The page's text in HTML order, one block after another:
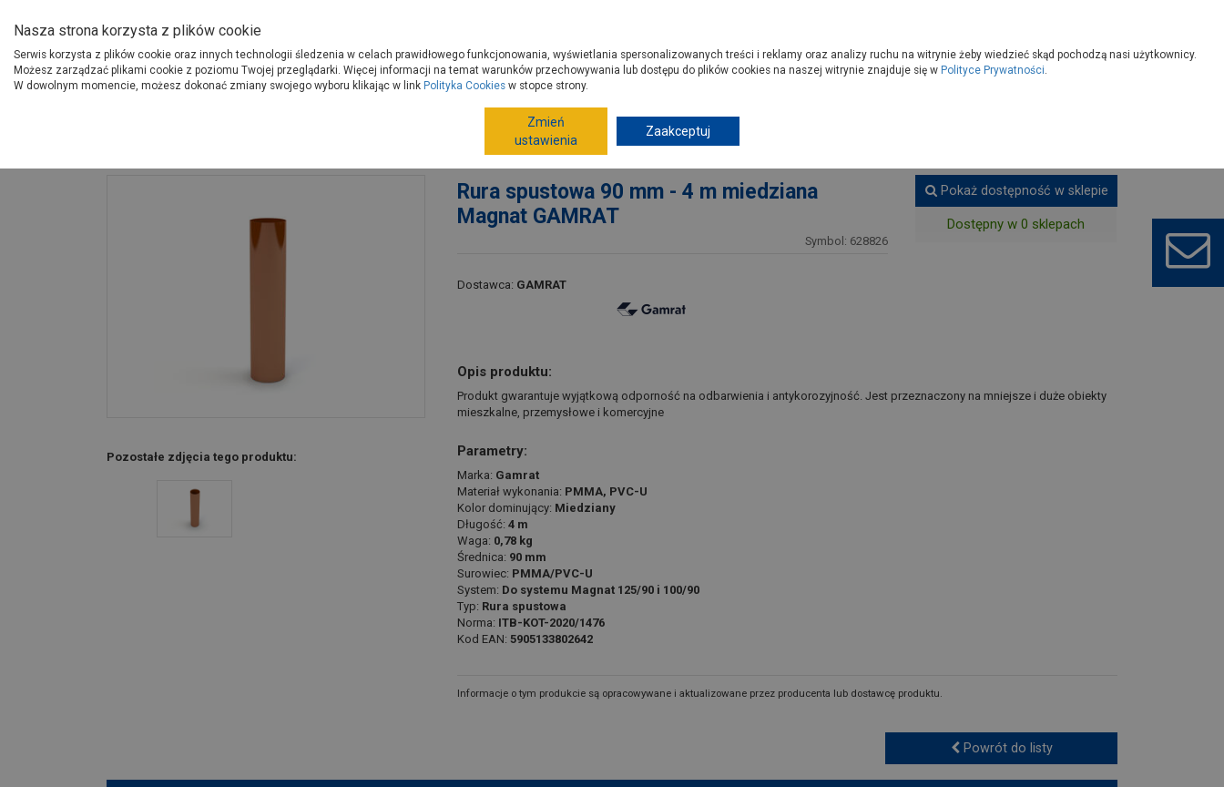
Produkty
O Grupie PSB
Gdzie kupisz Porady
Rynny, rury PVC
Rura spustowa 90 mm - 4 m miedziana Magnat GAMRAT
Pozostałe zdjęcia tego produktu:
Rura spustowa 90 mm - 4 m miedziana
Magnat GAMRAT
Symbol: 628826
Dostawca: GAMRAT
Pokaż dostępność w sklepie
Dostępny w 0 sklepach
Opis produktu:
Produkt gwarantuje wyjątkową odporność na odbarwienia i antykorozyjność. Jest przeznaczony na mniejsze i duże obiekty
mieszkalne, przemysłowe i komercyjne
Parametry:
Marka: Gamrat
Materiał wykonania: PMMA, PVC-U
Kolor dominujący: Miedziany
Długość: 4 m
Waga: 0,78 kg
Średnica: 90 mm
Surowiec: PMMA/PVC-U
System: Do systemu Magnat 125/90 i 100/90
Typ: Rura spustowa
Norma: ITB-KOT-2020/1476
Kod EAN: 5905133802642
Informacje o tym produkcie są opracowywane i aktualizowane przez producenta lub dostawcę produktu.
Powrót do listy
Nasza strona korzysta z plików cookie
Serwis korzysta z plików cookie oraz innych technologii śledzenia w celach prawidłowego funkcjonowania, wyświetlania spersonalizowanych treści i reklamy oraz analizy ruchu na witrynie żeby wiedzieć skąd pochodzą nasi użytkownicy.
Możesz zarządzać plikami cookie z poziomu Twojej przeglądarki. Więcej informacji na temat warunków przechowywania lub dostępu do plików cookies na naszej witrynie znajduje się w Polityce Prywatności.
W dowolnym momencie, możesz dokonać zmiany swojego wyboru klikając w link Polityka Cookies w stopce strony.
Zmień
ustawienia
Zaakceptuj